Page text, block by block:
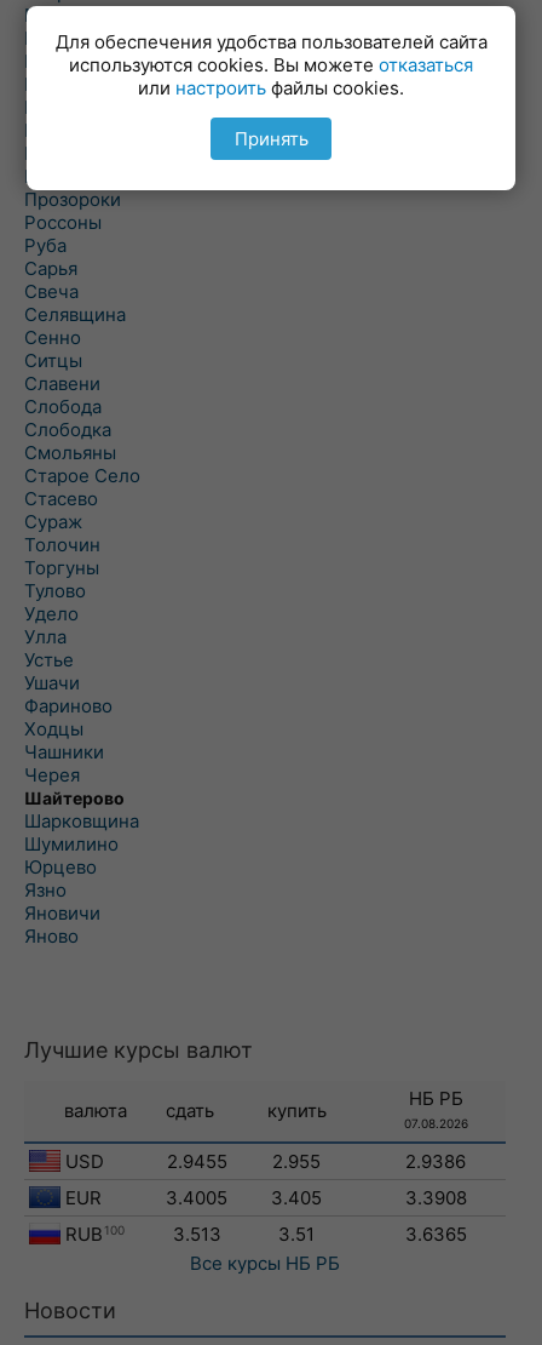
Пальминка
Парафьяново
Плисса
Повятье
Погоща
Подсвилье
Полоцк
Поставы
Прозороки
Россоны
Руба
Сарья
Свеча
Селявщина
Сенно
Ситцы
Славени
Слобода
Слободка
Смольяны
Старое Село
Стасево
Сураж
Толочин
Торгуны
Тулово
Удело
Улла
Устье
Ушачи
Фариново
Ходцы
Чашники
Черея
Шайтерово
Шарковщина
Шумилино
Юрцево
Язно
Яновичи
Яново
Лучшие курсы валют
валюта сдать купить
НБ РБ
07.08.2026
USD 2.9455 2.955
2.9386
EUR
3.4005 3.405
3.3908
RUB 100 3.513 3.51
3.6365
Все курсы НБ РБ
Новости
Для обеспечения удобства пользователей сайта
используются cookies. Вы можете отказаться
или настроить файлы cookies.
Принять